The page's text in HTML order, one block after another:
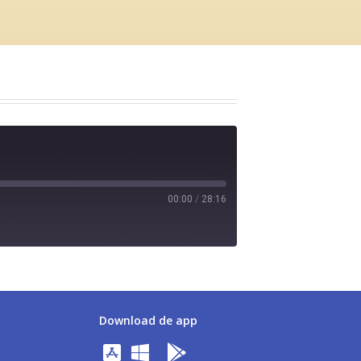
00:00 / 28:16
Download de app